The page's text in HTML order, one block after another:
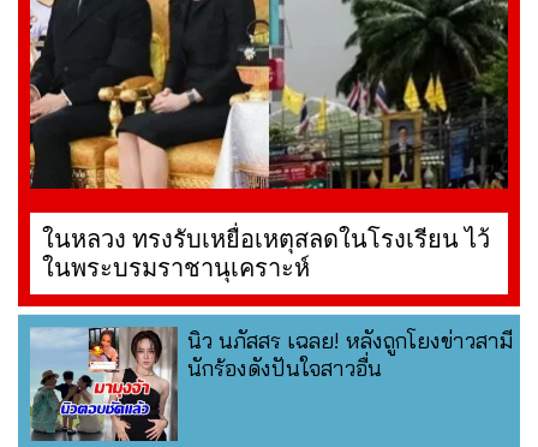
ในหลวง ทรงรับเหยื่อเหตุสลดในโรงเรียน ไว้
ในพระบรมราชานุเคราะห์
นิว นภัสสร เฉลย! หลังถูกโยงข่าวสามี
นักร้องดังปันใจสาวอื่น